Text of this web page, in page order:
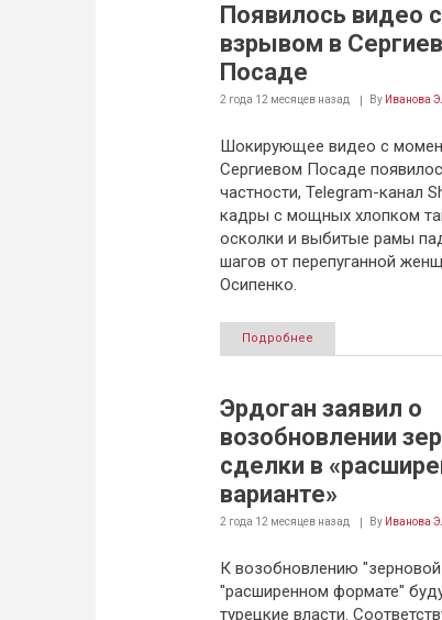
Появилось видео
взрывом в
Посаде
2 года 12 месяцевназад By Иванова
Шокирующее видео с
Сергиевом Посаде
частности, Telegram-канал
кадры с мощных хлопком
осколки и выбитые рамы
шагов от перепуганной
Осипенко.
Подробнее
Эрдоган заявил о
возобновлении
сделки в
варианте»
2 года 12 месяцевназад By Иванова
К возобновлению
"расширенном формате"
турецкие власти.